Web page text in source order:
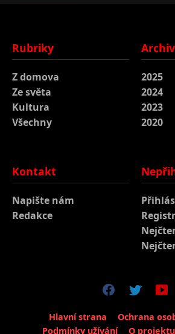
Rubriky
Z domova
Ze světa
Kultura
Všechny
Archiv
2025
2024
2023
2020
Kontakt
Napište nám
Redakce
Hlavní strana
Ochrana
Podmínky užívání
O projektu